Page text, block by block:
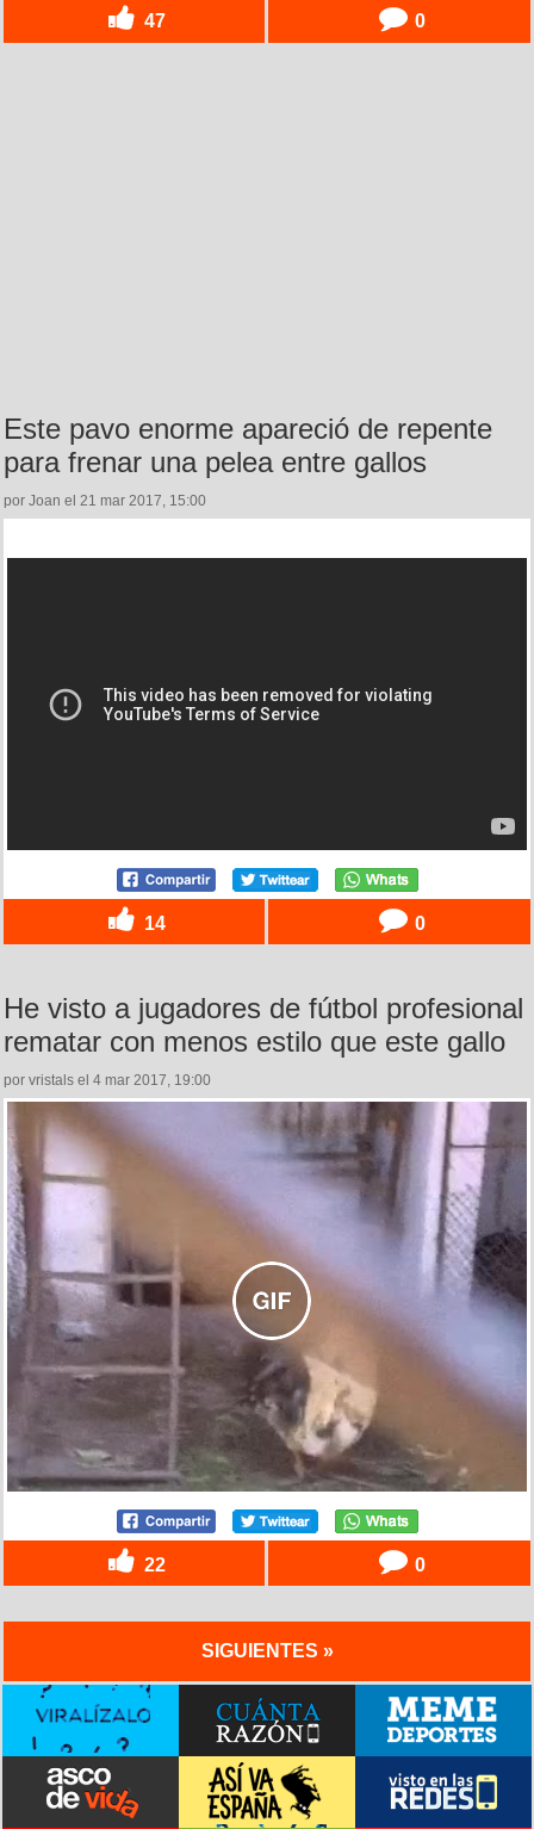
47 0
Este pavo enorme apareció de repente
para frenar una pelea entre gallos
por Joan el 21 mar 2017, 15:00
14 0
He visto a jugadores de fútbol profesional
rematar con menos estilo que este gallo
por vristals el 4 mar 2017, 19:00
22 0
SIGUIENTES »